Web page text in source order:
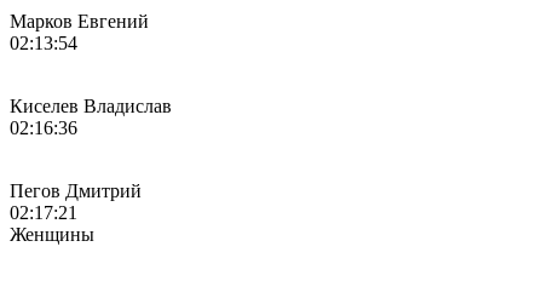
Марков Евгений
02:13:54
Киселев Владислав
02:16:36
Пегов Дмитрий
02:17:21
Женщины